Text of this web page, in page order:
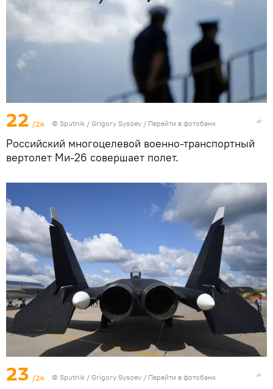
22 /24 © Sputnik / Grigory Sysoev / Перейти в фотобанк
Российский многоцелевой военно-транспортный
вертолет Ми-26 совершает полет.
23 /24 © Sputnik / Grigory Sysoev / Перейти в фотобанк